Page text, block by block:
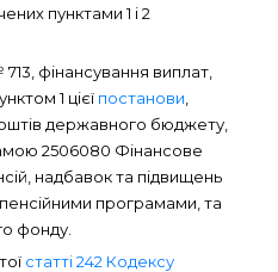
пунктами 1 і 2
фінансування виплат,
1 цієї постанови
державного бюджету,
2506080 Фінансове
надбавок та підвищень
програмами, та
фонду.
статті 242 Кодексу